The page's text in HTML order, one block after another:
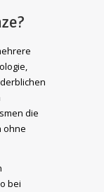
die
ohne
bei